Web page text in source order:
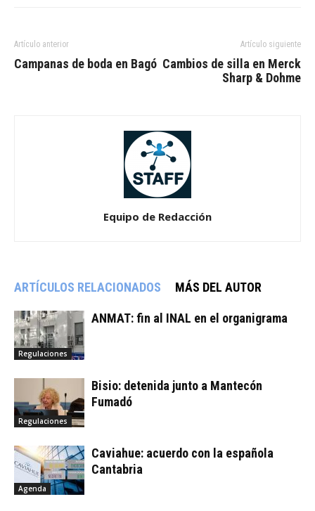
Artículo anterior
Campanas de boda en Bagó
Artículo siguiente
Cambios de silla en Merck
Sharp & Dohme
Equipo de Redacción
ARTÍCULOS RELACIONADOS MÁS DEL AUTOR
Regulaciones
ANMAT: fin al INAL en el organigrama
Regulaciones
Bisio: detenida junto a Mantecón
Fumadó
Agenda
Caviahue: acuerdo con la española
Cantabria